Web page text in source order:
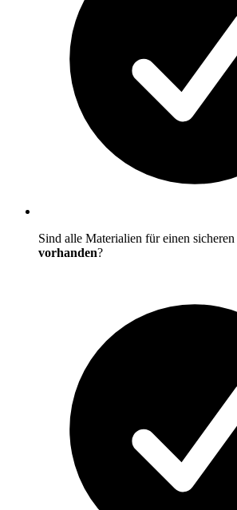
Sind alle Materialien für einen
vorhanden?